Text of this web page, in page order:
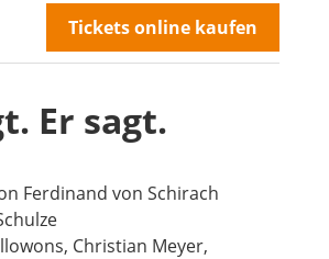
Tickets online kaufen
Er sagt.
Ferdinand von Schirach
Christian Meyer,